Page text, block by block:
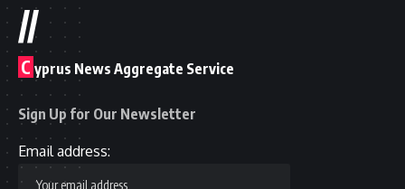
//
C yprus News Aggregate Service
Sign Up for Our Newsletter
Email address: